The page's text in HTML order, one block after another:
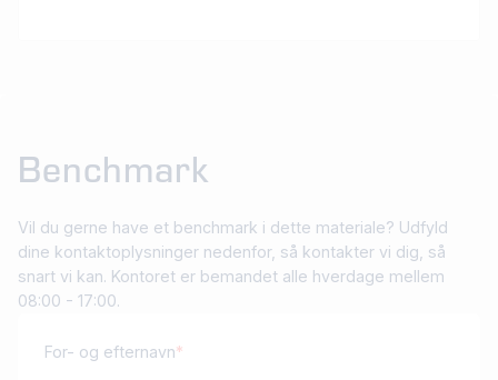
Benchmark
Vil du gerne have et benchmark i dette materiale? Udfyld
dine kontaktoplysninger nedenfor, så kontakter vi dig, så
snart vi kan. Kontoret er bemandet alle hverdage mellem
08:00 - 17:00.
For- og efternavn